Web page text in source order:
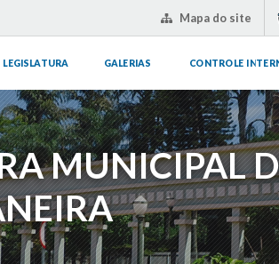
Mapa do site
LEGISLATURA GALERIAS CONTROLE
MUNICIPAL